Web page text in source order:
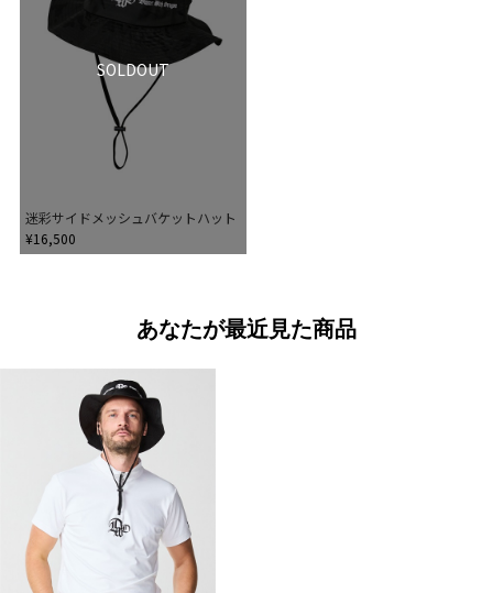
SOLDOUT
迷彩サイドメッシュバケットハット
¥16,500
あなたが最近見た商品